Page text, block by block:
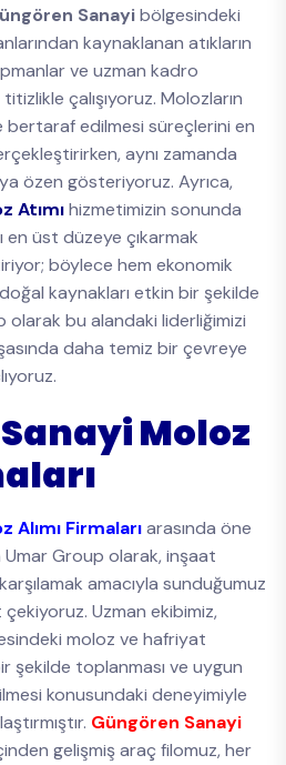
Sanayibölgesindeki
kaynaklanan atıkların
ve uzman kadro
çalışıyoruz. Molozların
bertaraf edilmesi süreçlerini en
aynı zamanda
özen gösteriyoruz. Ayrıca,
Atımıhizmetimizin sonunda
en üst düzeye çıkarmak
böylece hem ekonomik
kaynakları etkin bir şekilde
olarak bu alandaki liderliğimizi
daha temiz bir çevreye
Moloz
Alımı Firmalarıarasında öne
Umar Group olarak, inşaat
amacıyla sunduğumuz
Uzman ekibimiz,
moloz ve hafriyat
şekilde toplanması ve uygun
konusundaki deneyimiyle
Güngören Sanayi
gelişmiş araç filomuz, her